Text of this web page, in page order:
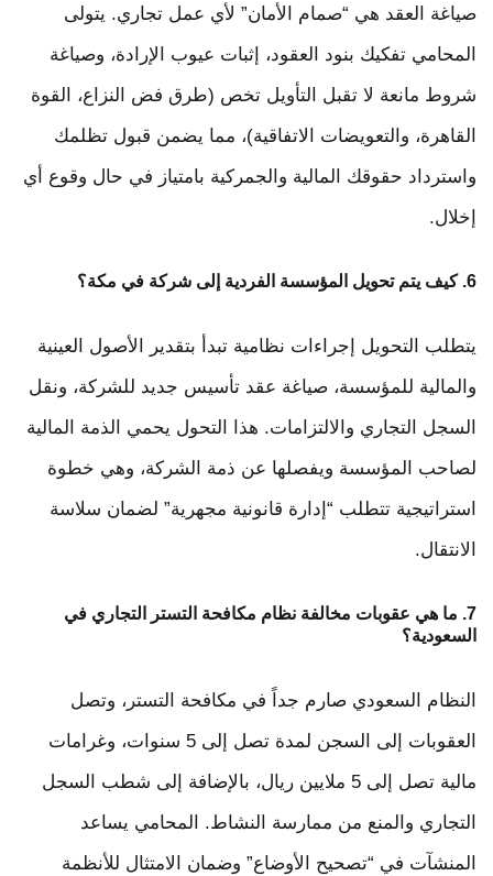
صياغة العقد هي “صمام الأمان” لأي عمل تجاري. يتولى
المحامي تفكيك بنود العقود، إثبات عيوب الإرادة، وصياغة
شروط مانعة لا تقبل التأويل تخص (طرق فض النزاع، القوة
القاهرة، والتعويضات الاتفاقية)، مما يضمن قبول تظلمك
واسترداد حقوقك المالية والجمركية بامتياز في حال وقوع أي
إخلال.
6. كيف يتم تحويل المؤسسة الفردية إلى شركة في مكة؟
يتطلب التحويل إجراءات نظامية تبدأ بتقدير الأصول العينية
والمالية للمؤسسة، صياغة عقد تأسيس جديد للشركة، ونقل
السجل التجاري والالتزامات. هذا التحول يحمي الذمة المالية
لصاحب المؤسسة ويفصلها عن ذمة الشركة، وهي خطوة
استراتيجية تتطلب “إدارة قانونية مجهرية” لضمان سلاسة
الانتقال.
7. ما هي عقوبات مخالفة نظام مكافحة التستر التجاري في
السعودية؟
النظام السعودي صارم جداً في مكافحة التستر، وتصل
العقوبات إلى السجن لمدة تصل إلى 5 سنوات، وغرامات
مالية تصل إلى 5 ملايين ريال، بالإضافة إلى شطب السجل
التجاري والمنع من ممارسة النشاط. المحامي يساعد
المنشآت في “تصحيح الأوضاع” وضمان الامتثال للأنظمة